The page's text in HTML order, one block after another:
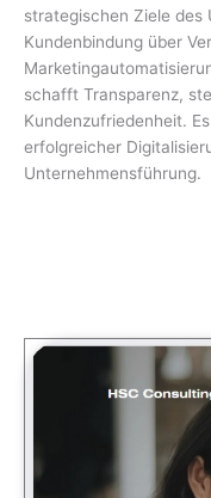
strategischen Ziele
Kundenbindung über
schafft Transparenz,
Kundenzufriedenheit.
erfolgreicher
Unternehmensführung.